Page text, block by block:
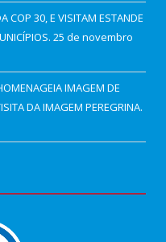
COP 30, E VISITAM ESTANDE
25 de novembro
IMAGEM DE
DA IMAGEM PEREGRINA.